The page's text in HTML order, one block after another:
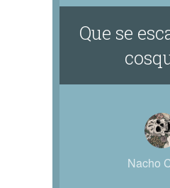
Que se
Nacho